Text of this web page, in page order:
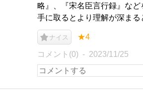
略』、『宋名臣言行録』な
手に取るとより理解が深まる
ナイス ★4
コメント(0) 2023/11/25